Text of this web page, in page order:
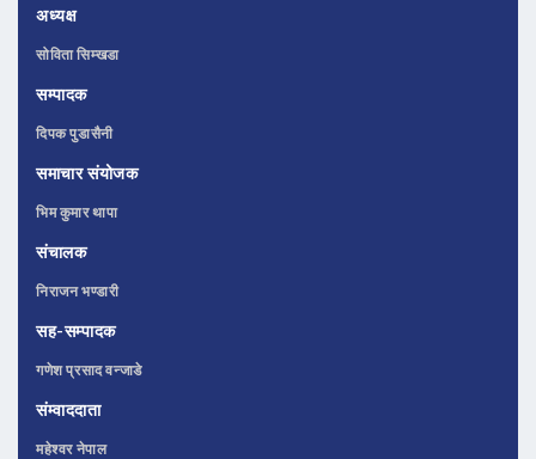
अध्यक्ष
सोविता सिम्खडा
सम्पादक
दिपक पुडासैनी
समाचार संयोजक
भिम कुमार थापा
संचालक
निराजन भण्डारी
सह-सम्पादक
गणेश प्रसाद वन्जाडे
संम्वाददाता
महेश्वर नेपाल